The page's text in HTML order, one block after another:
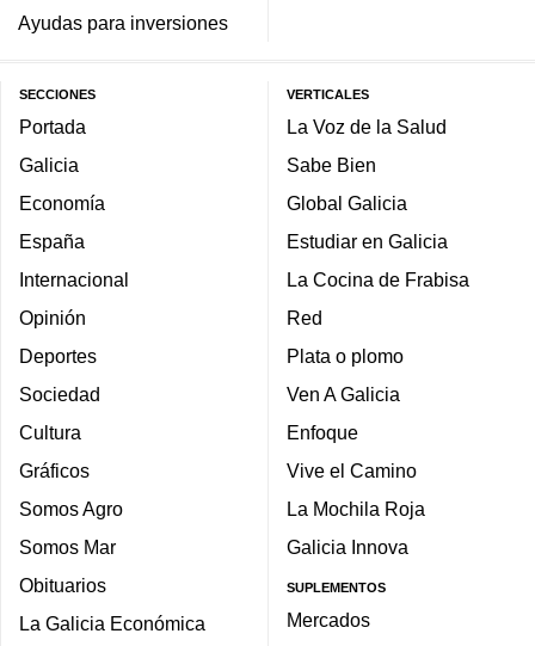
Ayudas para inversiones
SECCIONES
Portada
Galicia
Economía
España
Internacional
Opinión
Deportes
Sociedad
Cultura
Gráficos
Somos Agro
Somos Mar
Obituarios
La Galicia Económica
VERTICALES
La Voz de la Salud
Sabe Bien
Global Galicia
Estudiar en Galicia
La Cocina de Frabisa
Red
Plata o plomo
Ven A Galicia
Enfoque
Vive el Camino
La Mochila Roja
Galicia Innova
SUPLEMENTOS
Mercados